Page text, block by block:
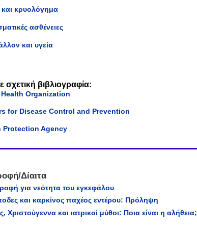
και κρυολόγημα
ασθένειες
και υγεία
σχετική βιβλιογραφία:
Organization
for Disease Control and Prevention
Protection Agency
Δίαιτα
για νεότητα του εγκεφάλου
και καρκίνος παχέος εντέρου: Πρόληψη
Χριστούγεννα και ιατρικοί μύθοι: Ποια είναι η αλήθεια;